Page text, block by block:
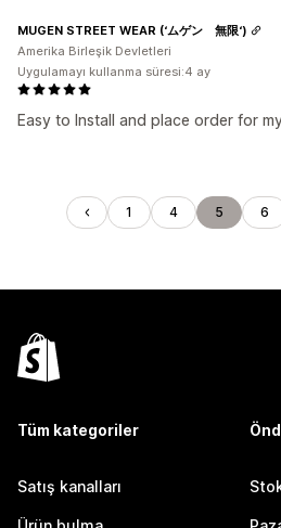
Easy to Install and place order for
MUGEN STREET WEAR (‘ムゲン 無限‘)
Amerika Birleşik Devletleri
Uygulamayı kullanma süresi:4 ay
1 4 5 6
Tüm kategoriler
Satış kanalları